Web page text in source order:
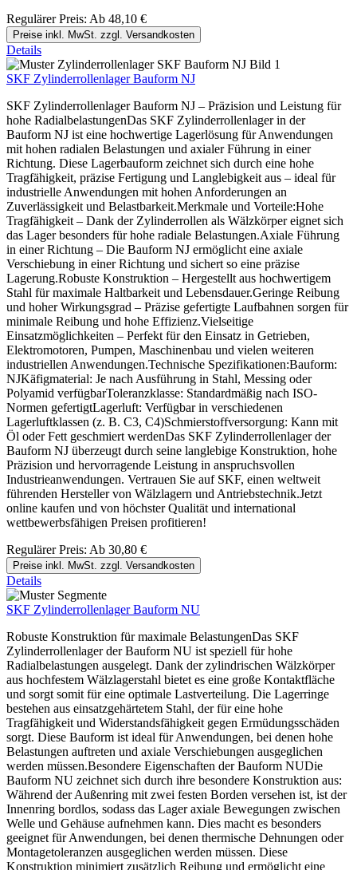
Regulärer Preis: Ab 48,10 €
Preise inkl. MwSt. zzgl. Versandkosten
Details
SKF Zylinderrollenlager Bauform NJ
SKF Zylinderrollenlager Bauform NJ – Präzision und Leistung für
hohe RadialbelastungenDas SKF Zylinderrollenlager in der
Bauform NJ ist eine hochwertige Lagerlösung für Anwendungen
mit hohen radialen Belastungen und axialer Führung in einer
Richtung. Diese Lagerbauform zeichnet sich durch eine hohe
Tragfähigkeit, präzise Fertigung und Langlebigkeit aus – ideal für
industrielle Anwendungen mit hohen Anforderungen an
Zuverlässigkeit und Belastbarkeit.Merkmale und Vorteile:Hohe
Tragfähigkeit – Dank der Zylinderrollen als Wälzkörper eignet sich
das Lager besonders für hohe radiale Belastungen.Axiale Führung
in einer Richtung – Die Bauform NJ ermöglicht eine axiale
Verschiebung in einer Richtung und sichert so eine präzise
Lagerung.Robuste Konstruktion – Hergestellt aus hochwertigem
Stahl für maximale Haltbarkeit und Lebensdauer.Geringe Reibung
und hoher Wirkungsgrad – Präzise gefertigte Laufbahnen sorgen für
minimale Reibung und hohe Effizienz.Vielseitige
Einsatzmöglichkeiten – Perfekt für den Einsatz in Getrieben,
Elektromotoren, Pumpen, Maschinenbau und vielen weiteren
industriellen Anwendungen.Technische Spezifikationen:Bauform:
NJKäfigmaterial: Je nach Ausführung in Stahl, Messing oder
Polyamid verfügbarToleranzklasse: Standardmäßig nach ISO-
Normen gefertigtLagerluft: Verfügbar in verschiedenen
Lagerluftklassen (z. B. C3, C4)Schmierstoffversorgung: Kann mit
Öl oder Fett geschmiert werdenDas SKF Zylinderrollenlager der
Bauform NJ überzeugt durch seine langlebige Konstruktion, hohe
Präzision und hervorragende Leistung in anspruchsvollen
Industrieanwendungen. Vertrauen Sie auf SKF, einen weltweit
führenden Hersteller von Wälzlagern und Antriebstechnik.Jetzt
online kaufen und von höchster Qualität und international
wettbewerbsfähigen Preisen profitieren!
Regulärer Preis: Ab 30,80 €
Preise inkl. MwSt. zzgl. Versandkosten
Details
SKF Zylinderrollenlager Bauform NU
Robuste Konstruktion für maximale BelastungenDas SKF
Zylinderrollenlager der Bauform NU ist speziell für hohe
Radialbelastungen ausgelegt. Dank der zylindrischen Wälzkörper
aus hochfestem Wälzlagerstahl bietet es eine große Kontaktfläche
und sorgt somit für eine optimale Lastverteilung. Die Lagerringe
bestehen aus einsatzgehärtetem Stahl, der für eine hohe
Tragfähigkeit und Widerstandsfähigkeit gegen Ermüdungsschäden
sorgt. Diese Bauform ist ideal für Anwendungen, bei denen hohe
Belastungen auftreten und axiale Verschiebungen ausgeglichen
werden müssen.Besondere Eigenschaften der Bauform NUDie
Bauform NU zeichnet sich durch ihre besondere Konstruktion aus:
Während der Außenring mit zwei festen Borden versehen ist, ist der
Innenring bordlos, sodass das Lager axiale Bewegungen zwischen
Welle und Gehäuse aufnehmen kann. Dies macht es besonders
geeignet für Anwendungen, bei denen thermische Dehnungen oder
Montagetoleranzen ausgeglichen werden müssen. Diese
Konstruktion minimiert zusätzlich Reibung und ermöglicht eine